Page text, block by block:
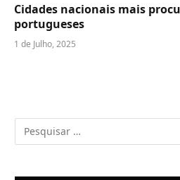
Cidades nacionais mais
portugueses
1 de Julho, 2025